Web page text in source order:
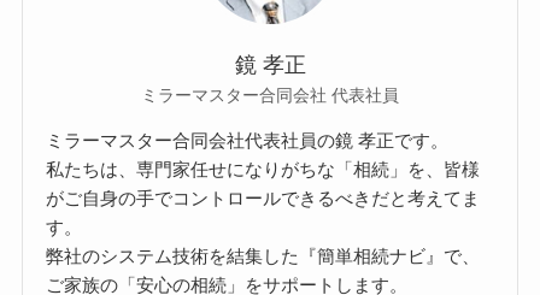
鏡 孝正
ミラーマスター合同会社 代表社員
ミラーマスター合同会社代表社員の鏡 孝正です。
私たちは、専門家任せになりがちな「相続」を、皆様
がご自身の手でコントロールできるべきだと考えてま
す。
弊社のシステム技術を結集した『簡単相続ナビ』で、
ご家族の「安心の相続」をサポートします。